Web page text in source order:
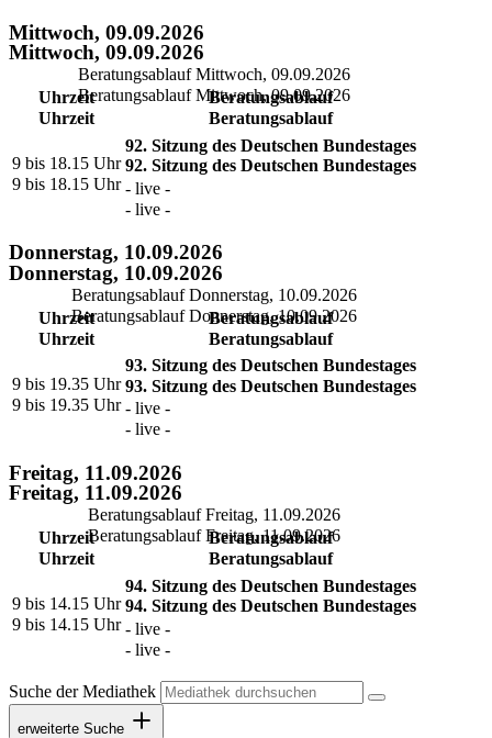
Mittwoch, 09.09.2026
Beratungsablauf Mittwoch, 09.09.2026
Uhrzeit
Beratungsablauf
9 bis 18.15 Uhr
92. Sitzung des Deutschen Bundestages
- live -
Donnerstag, 10.09.2026
Beratungsablauf Donnerstag, 10.09.2026
Uhrzeit
Beratungsablauf
9 bis 19.35 Uhr
93. Sitzung des Deutschen Bundestages
- live -
Freitag, 11.09.2026
Beratungsablauf Freitag, 11.09.2026
Uhrzeit
Beratungsablauf
9 bis 14.15 Uhr
94. Sitzung des Deutschen Bundestages
- live -
Mittwoch, 09.09.2026
Beratungsablauf Mittwoch, 09.09.2026
Uhrzeit
Beratungsablauf
9 bis 18.15 Uhr
92. Sitzung des Deutschen Bundestages
- live -
Donnerstag, 10.09.2026
Beratungsablauf Donnerstag, 10.09.2026
Uhrzeit
Beratungsablauf
9 bis 19.35 Uhr
93. Sitzung des Deutschen Bundestages
- live -
Freitag, 11.09.2026
Beratungsablauf Freitag, 11.09.2026
Uhrzeit
Beratungsablauf
9 bis 14.15 Uhr
94. Sitzung des Deutschen Bundestages
- live -
Suche der Mediathek
erweiterte Suche